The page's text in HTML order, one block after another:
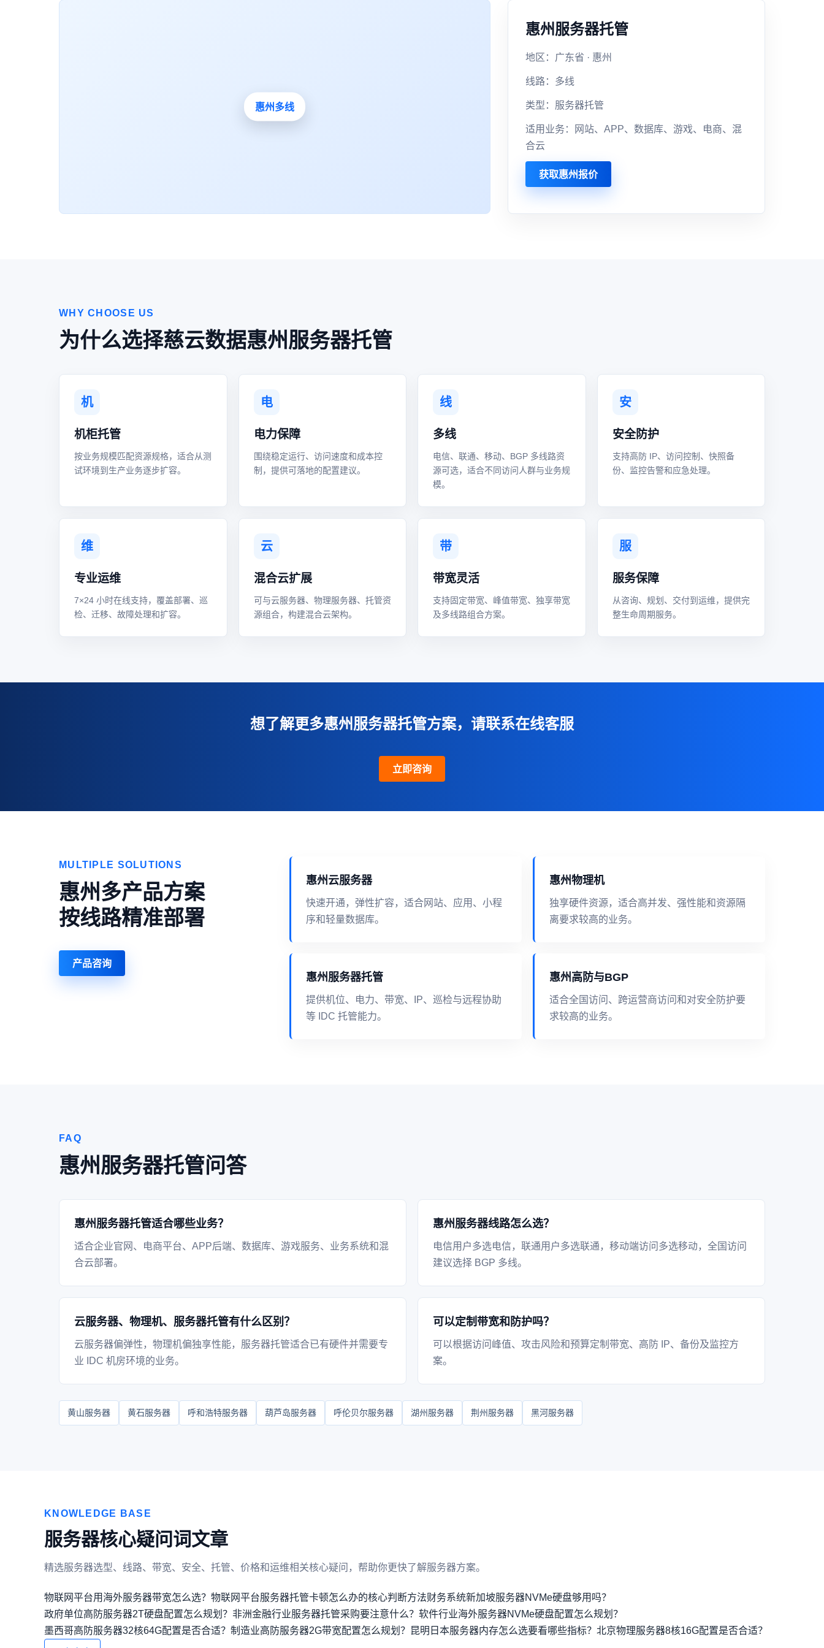
惠州服务器托管
地区：广东省 · 惠州
线路：多线
类型：服务器托管
适用业务：网站、APP、数据库、游戏、电商、混
合云
获取惠州报价
WHY CHOOSE US
为什么选择慈云数据惠州服务器托管
机
机柜托管
按业务规模匹配资源规格，适合从测
试环境到生产业务逐步扩容。
电
电力保障
围绕稳定运行、访问速度和成本控
制，提供可落地的配置建议。
线
多线
电信、联通、移动、BGP 多线路资
源可选，适合不同访问人群与业务规
模。
安
安全防护
支持高防 IP、访问控制、快照备
份、监控告警和应急处理。
维
专业运维
7×24 小时在线支持，覆盖部署、巡
检、迁移、故障处理和扩容。
云
混合云扩展
可与云服务器、物理服务器、托管资
源组合，构建混合云架构。
带
带宽灵活
支持固定带宽、峰值带宽、独享带宽
及多线路组合方案。
服
服务保障
从咨询、规划、交付到运维，提供完
整生命周期服务。
想了解更多惠州服务器托管方案，请联系在线客服
立即咨询
MULTIPLE SOLUTIONS
惠州多产品方案
按线路精准部署
产品咨询
惠州云服务器
快速开通，弹性扩容，适合网站、应用、小程
序和轻量数据库。
惠州物理机
独享硬件资源，适合高并发、强性能和资源隔
离要求较高的业务。
惠州服务器托管
提供机位、电力、带宽、IP、巡检与远程协助
等 IDC 托管能力。
惠州高防与BGP
适合全国访问、跨运营商访问和对安全防护要
求较高的业务。
FAQ
惠州服务器托管问答
惠州服务器托管适合哪些业务？
适合企业官网、电商平台、APP后端、数据库、游戏服务、业务系统和混
合云部署。
惠州服务器线路怎么选？
电信用户多选电信，联通用户多选联通，移动端访问多选移动，全国访问
建议选择 BGP 多线。
云服务器、物理机、服务器托管有什么区别？
云服务器偏弹性，物理机偏独享性能，服务器托管适合已有硬件并需要专
业 IDC 机房环境的业务。
可以定制带宽和防护吗？
可以根据访问峰值、攻击风险和预算定制带宽、高防 IP、备份及监控方
案。
黄山服务器 黄石服务器 呼和浩特服务器 葫芦岛服务器 呼伦贝尔服务器 湖州服务器 荆州服务器 黑河服务器
KNOWLEDGE BASE
服务器核心疑问词文章
精选服务器选型、线路、带宽、安全、托管、价格和运维相关核心疑问，帮助你更快了解服务器方案。
物联网平台用海外服务器带宽怎么选？ 物联网平台服务器托管卡顿怎么办的核心判断方法财务系统新加坡服务器NVMe硬盘够用吗？
政府单位高防服务器2T硬盘配置怎么规划？ 非洲金融行业服务器托管采购要注意什么？ 软件行业海外服务器NVMe硬盘配置怎么规划？
墨西哥高防服务器32核64G配置是否合适？ 制造业高防服务器2G带宽配置怎么规划？ 昆明日本服务器内存怎么选要看哪些指标？ 北京物理服务器8核16G配置是否合适？